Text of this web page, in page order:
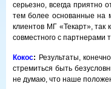
серьезно, всегда приятно
тем более основанные на
клиентов МГ «Текарт», так
совместного с партнерами
Кокос: Результаты,
стремиться быть
не думаю, что наше